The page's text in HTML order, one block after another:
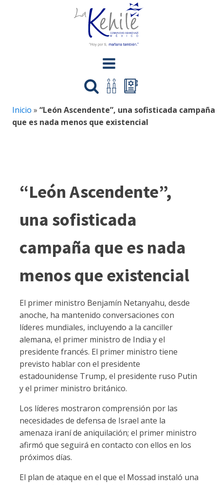
Inicio » “León Ascendente”, una sofisticada campaña
que es nada menos que existencial
“León Ascendente”,
una sofisticada
campaña que es nada
menos que existencial
El primer ministro Benjamín Netanyahu, desde
anoche, ha mantenido conversaciones con
líderes mundiales, incluyendo a la canciller
alemana, el primer ministro de India y el
presidente francés. El primer ministro tiene
previsto hablar con el presidente
estadounidense Trump, el presidente ruso Putin
y el primer ministro británico.
Los líderes mostraron comprensión por las
necesidades de defensa de Israel ante la
amenaza iraní de aniquilación; el primer ministro
afirmó que seguirá en contacto con ellos en los
próximos días.
El plan de ataque en el que el Mossad instaló una